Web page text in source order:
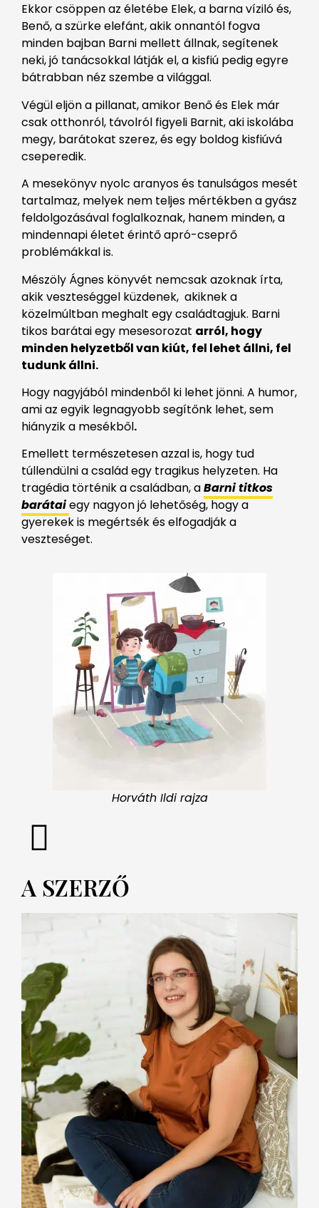
Ekkor csöppen az életébe Elek, a barna víziló és,
Benő, a szürke elefánt, akik onnantól fogva
minden bajban Barni mellett állnak, segítenek
neki, jó tanácsokkal látják el, a kisfiú pedig egyre
bátrabban néz szembe a világgal.
Végül eljön a pillanat, amikor Benő és Elek már
csak otthonról, távolról figyeli Barnit, aki iskolába
megy, barátokat szerez, és egy boldog kisfiúvá
cseperedik.
A mesekönyv nyolc aranyos és tanulságos mesét
tartalmaz, melyek nem teljes mértékben a gyász
feldolgozásával foglalkoznak, hanem minden, a
mindennapi életet érintő apró-cseprő
problémákkal is.
Mészöly Ágnes könyvét nemcsak azoknak írta,
akik veszteséggel küzdenek, akiknek a
közelmúltban meghalt egy családtagjuk. Barni
tikos barátai egy mesesorozat arról, hogy
minden helyzetből van kiút, fel lehet állni, fel
tudunk állni.
Hogy nagyjából mindenből ki lehet jönni. A humor,
ami az egyik legnagyobb segítőnk lehet, sem
hiányzik a mesékből.
Emellett természetesen azzal is, hogy tud
túllendülni a család egy tragikus helyzeten. Ha
tragédia történik a családban, aBarni titkos
barátaiegy nagyon jó lehetőség, hogy a
gyerekek is megértsék és elfogadják a
veszteséget.
Horváth Ildi rajza
A SZERZŐ